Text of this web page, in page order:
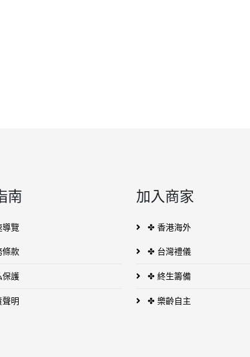
南
覽
款
護
明
加入商家
✤ 香港海外
✤ 台灣禮儀
✤ 終生籌備
✤ 樂齡自主